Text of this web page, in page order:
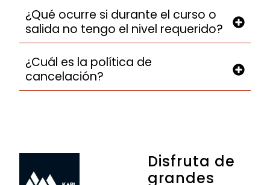
¿Qué ocurre si durante el curso o
salida no tengo el nivel requerido?
¿Cuál es la política de
cancelación?
Disfruta de
grandes